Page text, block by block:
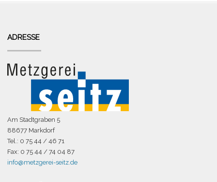
ADRESSE
Am Stadtgraben 5
88677 Markdorf
Tel.: 0 75 44 / 46 71
Fax: 0 75 44 / 74 04 87
info@metzgerei-seitz.de